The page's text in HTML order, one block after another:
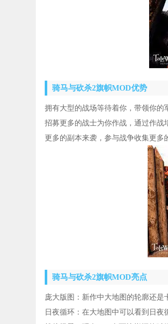
骑马与砍杀2旗帜MOD优势
拥有大型的战场等待着你，带领你的
招募更多的战士为你作战，通过作战
更多的副本来袭，参与战争收集更多
骑马与砍杀2旗帜MOD亮点
庞大版图：新作中大地图的轮廓还是
日夜循环：在大地图中可以看到日夜